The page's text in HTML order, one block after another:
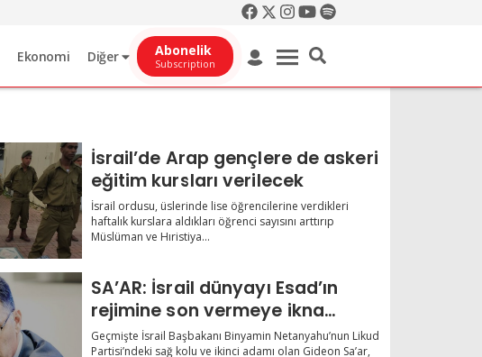
Ekonomi Diğer Abonelik
Subscription
İsrail’de Arap gençlere de askeri
eğitim kursları verilecek
İsrail ordusu, üslerinde lise öğrencilerine verdikleri
haftalık kurslara aldıkları öğrenci sayısını arttırıp
Müslüman ve Hıristiya...
SA’AR: İsrail dünyayı Esad’ın
rejimine son vermeye ikna
etmeli
Geçmişte İsrail Başbakanı Binyamin Netanyahu’nun Likud
Partisi’ndeki sağ kolu ve ikinci adamı olan Gideon Sa’ar,